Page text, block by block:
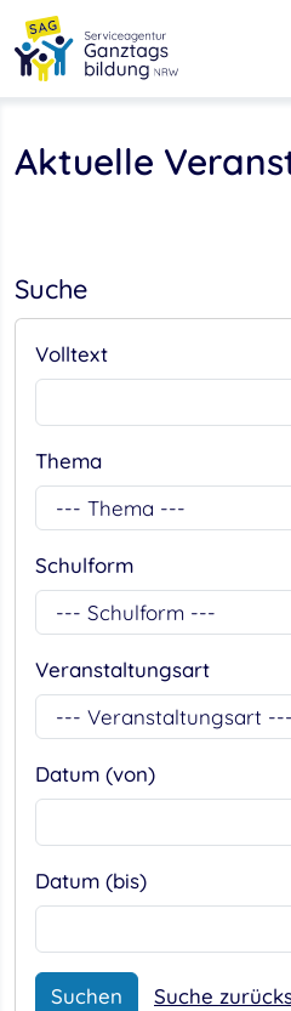
Zur Hauptnavigation
Zum Inhalt
Zum Footer
Zur weiterführenden
Aktuelle
Suche
Volltext
Thema
Schulform
Veranstaltungsart
Datum (von)
Datum (bis)
Suche